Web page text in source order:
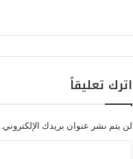
ي
ل
ا
ة
اترك تعليقاً
لن يتم نشر عنوان بريدك الإلكتروني.